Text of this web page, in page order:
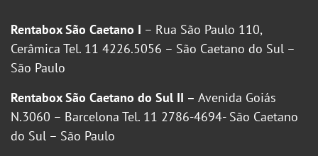
Rentabox São Caetano I – Rua São Paulo 110,
Cerâmica Tel. 11 4226.5056 – São Caetano do Sul –
São Paulo
Rentabox São Caetano do Sul II – Avenida Goiás
N.3060 – Barcelona Tel. 11 2786-4694- São Caetano
do Sul – São Paulo